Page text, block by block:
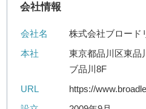
会社情報
会社名
株式会社ブロード
本社
東京都品川区東
ブ品川8F
URL
https://